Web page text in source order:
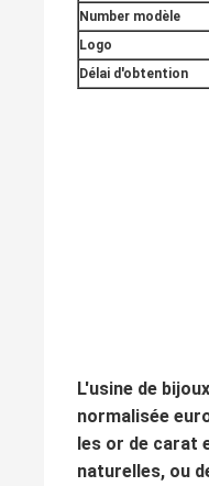
Number modèle
Logo
Délai d'obtention
L'usine de
normalisée
les or de carat
naturelles, ou